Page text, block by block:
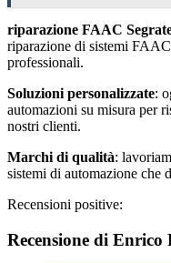
riparazione FAAC
riparazione di sistemi
professionali.
Soluzioni personalizzate:
automazioni su misura per
nostri clienti.
Marchi di qualità:
sistemi di automazione che
Recensioni positive:
Recensione di Enrico